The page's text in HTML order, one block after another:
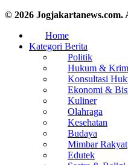
© 2026 Jogjakartanews.com.
Home
Kategori Berita
Politik
Hukum &
Konsultasi
Ekonomi &
Kuliner
Olahraga
Kesehatan
Budaya
Mimbar Rakyat
Edutek